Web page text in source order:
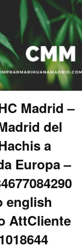
Madrid –
del
a
Europa –
english
AttCliente